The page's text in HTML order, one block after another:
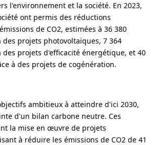
l'environnement et la société. En 2023,
ont permis des réductions
de CO2, estimées à 36 380
projets photovoltaïques, 7 364
des projets d'efficacité énergétique, et 40
à des projets de cogénération.
ambitieux à atteindre d'ici 2030,
d'un bilan carbone neutre. Ces
la mise en œuvre de projets
à réduire les émissions de CO2 de 41